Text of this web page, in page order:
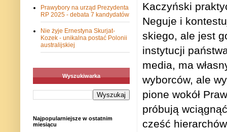
Kaczyń­ski
Neguje i
skiego, ale jest
insty­tu­cji
media, ma
wybor­ców, ale
pione wokół
pró­bują
cześć
Prawybory na urząd Prezydenta
RP 2025 - debata 7 kandydatów
Nie żyje Ernestyna Skurjat-
Kozek - unikalna postać Polonii
australijskiej
Wyszukiwarka
Najpopularniejsze w ostatnim
miesiącu